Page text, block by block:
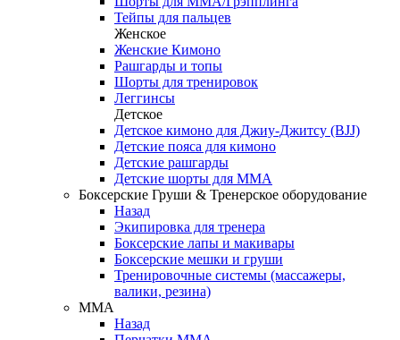
Тейпы для пальцев
Женское
Женские Кимоно
Рашгарды и топы
Шорты для тренировок
Леггинсы
Детское
Детское кимоно для Джиу-Джитсу (BJJ)
Детские пояса для кимоно
Детские рашгарды
Детские шорты для ММА
Боксерские Груши & Тренерское оборудование
Назад
Экипировка для тренера
Боксерские лапы и макивары
Боксерские мешки и груши
Тренировочные системы (массажеры,
валики, резина)
ММА
Назад